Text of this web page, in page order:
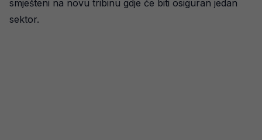
smješteni na novu tribinu gdje će biti osiguran jedan
sektor.